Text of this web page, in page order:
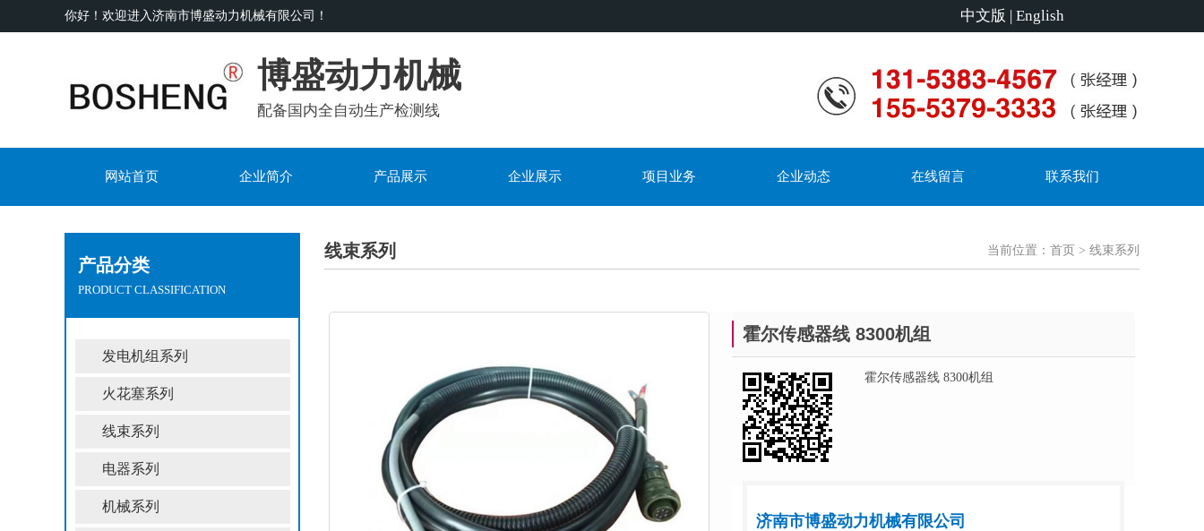
你好！欢迎进入济南市博盛动力机械有限公司！ 中文版 | English
博盛动力机械
配备国内全自动生产检测线
网站首页 企业简介 产品展示 企业展示 项目业务 企业动态 在线留言 联系我们
产品分类
PRODUCT CLASSIFICATION
发电机组系列
火花塞系列
线束系列
电器系列
机械系列
线束系列 当前位置： 首页 > 线束系列
霍尔传感器线 8300机组
霍尔传感器线 8300机组
济南市博盛动力机械有限公司